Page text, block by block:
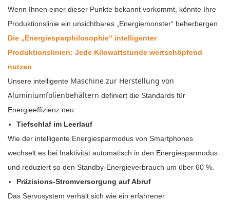
Wenn Ihnen einer dieser Punkte bekannt vorkommt, könnte Ihre
Produktionslinie ein unsichtbares „Energiemonster“ beherbergen.
Die „Energiesparphilosophie“ intelligenter
Produktionslinien: Jede Kilowattstunde wertschöpfend
nutzen
Unsere intelligente Maschine zur Herstellung von
Aluminiumfolienbehältern definiert die Standards für
Energieeffizienz neu:
Tiefschlaf im Leerlauf
Wie der intelligente Energiesparmodus von Smartphones
wechselt es bei Inaktivität automatisch in den Energiesparmodus
und reduziert so den Standby-Energieverbrauch um über 60 %.
Präzisions-Stromversorgung auf Abruf
Das Servosystem verhält sich wie ein erfahrener